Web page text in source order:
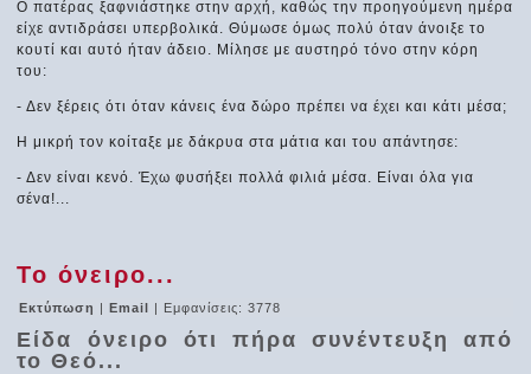
Ο πατέρας ξαφνιάστηκε στην αρχή, καθώς την προηγούμενη ημέρα
είχε αντιδράσει υπερβολικά. Θύμωσε όμως πολύ όταν άνοιξε το
κουτί και αυτό ήταν άδειο. Μίλησε με αυστηρό τόνο στην κόρη
του:
- Δεν ξέρεις ότι όταν κάνεις ένα δώρο πρέπει να έχει και κάτι μέσα;
Η μικρή τον κοίταξε με δάκρυα στα μάτια και του απάντησε:
- Δεν είναι κενό. Έχω φυσήξει πολλά φιλιά μέσα. Είναι όλα για
σένα!...
Το όνειρο...
Εκτύπωση |Email | Εμφανίσεις: 3778
Είδα όνειρο ότι πήρα συνέντευξη από
το Θεό...